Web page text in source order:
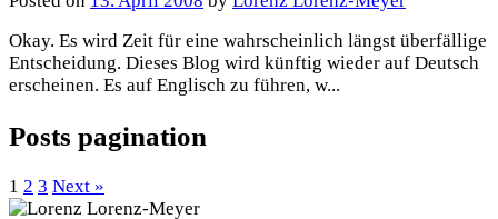
Okay. Es wird Zeit für eine wahrscheinlich längst überfällige
Entscheidung. Dieses Blog wird künftig wieder auf Deutsch
erscheinen. Es auf Englisch zu führen, w...
Posts pagination
1 2 3 Next »